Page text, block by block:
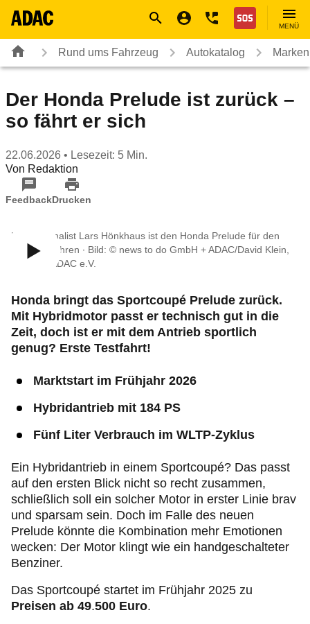
Nothilfe
MENÜ
Rund ums Fahrzeug Autokatalog
Der Honda Prelude ist zurück –
so fährt er sich
22.06.2026 • Lesezeit: 5 Min.
Von Redaktion
FeedbackDrucken
Motorjournalist Lars Hönkhaus ist den Honda Prelude für den
ADAC gefahren ∙ Bild: © news to do GmbH + ADAC/David Klein,
Video: © ADAC e.V.
Honda bringt das Sportcoupé Prelude zurück.
Mit Hybridmotor passt er technisch gut in die
Zeit, doch ist er mit dem Antrieb sportlich
genug? Erste Testfahrt!
Marktstart im Frühjahr 2026
Hybridantrieb mit 184 PS
Fünf Liter Verbrauch im WLTP-Zyklus
Ein Hybridantrieb in einem Sportcoupé? Das passt
auf den ersten Blick nicht so recht zusammen,
schließlich soll ein solcher Motor in erster Linie brav
und sparsam sein. Doch im Falle des neuen
Prelude könnte die Kombination mehr Emotionen
wecken: Der Motor klingt wie ein handgeschalteter
Benziner.
Das Sportcoupé startet im Frühjahr 2025 zu
Preisen ab 49.500 Euro.